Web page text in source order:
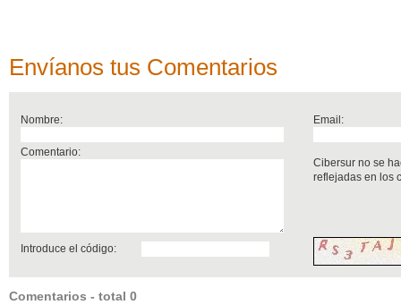
Envíanos tus Comentarios
Nombre: Email:
Comentario:
Cibersur no se
reflejadas en los
Introduce el código:
Comentarios - total 0